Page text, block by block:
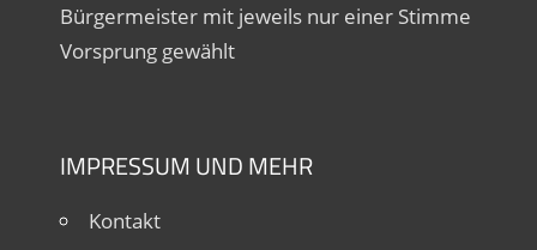
Bürgermeister mit jeweils nur einer Stimme
Vorsprung gewählt
IMPRESSUM UND MEHR
Kontakt